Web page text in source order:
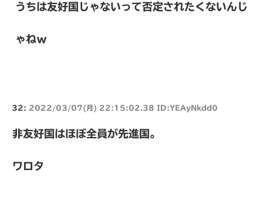
うちは友好国じゃないって否定されたくないんじ
ゃねｗ
32: 2022/03/07(月) 22:15:02.38 ID:YEAyNkdd0
非友好国はほぼ全員が先進国。
ワロタ